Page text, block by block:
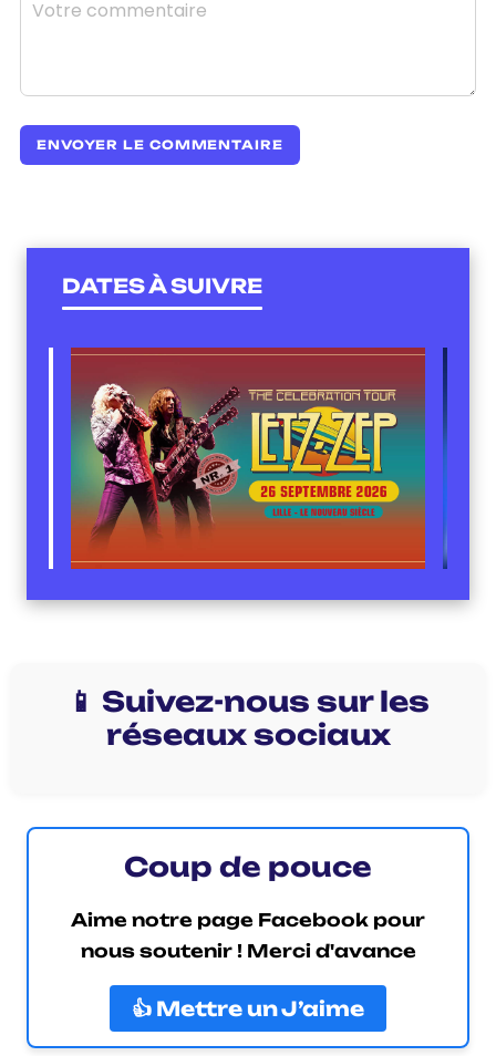
DATES À SUIVRE
📱 Suivez-nous sur les
réseaux sociaux
Coup de pouce
Aime notre page Facebook pour
nous soutenir ! Merci d'avance
👍 Mettre un J’aime